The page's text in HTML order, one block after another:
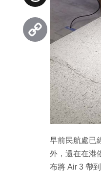
早前民航處已
外，還在在港
布將 Air 3 帶到
Threads
Copy
Link